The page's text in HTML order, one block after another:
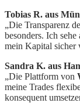
Tobias R. aus
„Die Transparenz
besonders. Ich
mein Kapital sicher
Sandra K. aus
„Die Plattform von
meine Trades
konsequent